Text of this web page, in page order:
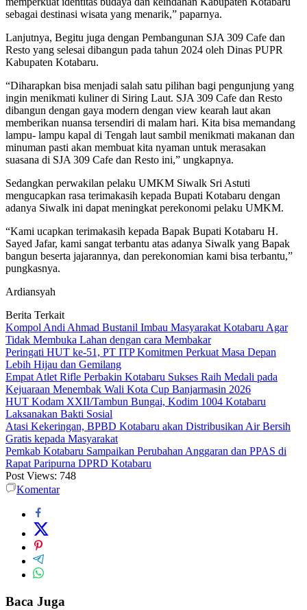
sebagai destinasi wisata yang menarik,” paparnya.
Lanjutnya, Begitu juga dengan Pembangunan SJA 309 Cafe dan
Resto yang selesai dibangun pada tahun 2024 oleh Dinas PUPR
Kabupaten Kotabaru.
“Diharapkan bisa menjadi salah satu pilihan bagi pengunjung yang
ingin menikmati kuliner di Siring Laut. SJA 309 Cafe dan Resto
dibangun dengan gaya modern dengan view kearah laut akan
memberikan nuansa tersendiri di malam hari. Kita bisa memandang
lampu- lampu kapal di Tengah laut sambil menikmati makanan dan
minuman pasti akan membuat kita nyaman untuk merasakan
suasana di SJA 309 Cafe dan Resto ini,” ungkapnya.
Sedangkan perwakilan pelaku UMKM Siwalk Sri Astuti
mengucapkan rasa terimakasih kepada Bupati Kotabaru dengan
adanya Siwalk ini dapat meningkat perekonomi pelaku UMKM.
“Kami ucapkan terimakasih kepada Bapak Bupati Kotabaru H.
Sayed Jafar, kami sangat terbantu atas adanya Siwalk yang Bapak
bangun beserta jajarannya, dan perekonomian kami bisa terbantu,”
pungkasnya.
Ardiansyah
Berita Terkait
Kompol Andi Ahmad Bustanil Imbau Masyarakat Kotabaru Agar
Tidak Membuka Lahan dengan cara Membakar
Peringati HUT ke-51, PT ITP Komitmen Perkuat Masa Depan
Lebih Hijau dan Gemilang
Empat Atlet Rifle Perbakin Kotabaru Sukses Raih Medali pada
Kejuaraan Menembak Wali Kota Cup Banjarmasin 2026
HUT Kodam XXII/Tambun Bungai, Kodim 1004 Kotabaru
Laksanakan Bakti Sosial
Atasi Kekeringan, BPBD Kotabaru akan Distribusikan Air Bersih
Gratis kepada Masyarakat
Pemkab Kotabaru Sampaikan Perubahan Anggaran dan PPAS di
Rapat Paripurna DPRD Kotabaru
Post Views: 748
Komentar
Baca Juga